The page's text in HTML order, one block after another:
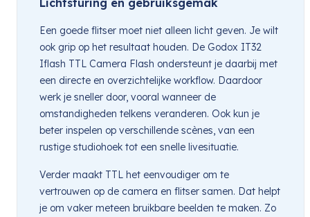
Een goede flitser moet niet alleen licht geven. Je wilt
ook grip op het resultaat houden. De Godox IT32
Iflash TTL Camera Flash ondersteunt je daarbij met
een directe en overzichtelijke workflow. Daardoor
werk je sneller door, vooral wanneer de
omstandigheden telkens veranderen. Ook kun je
beter inspelen op verschillende scènes, van een
rustige studiohoek tot een snelle livesituatie.
Verder maakt TTL het eenvoudiger om te
vertrouwen op de camera en flitser samen. Dat helpt
je om vaker meteen bruikbare beelden te maken. Zo